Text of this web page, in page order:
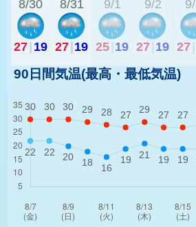
8/30
27 19
8/31
27 19
9/1
25 19
9/2
27 19 27
90日間気温(最高・最低気温)